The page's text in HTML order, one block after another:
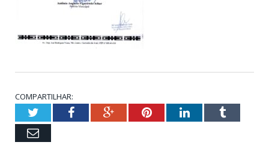
COMPARTILHAR:
TwitterFacebookGoogle+PinterestLinkedInTumblr
Email